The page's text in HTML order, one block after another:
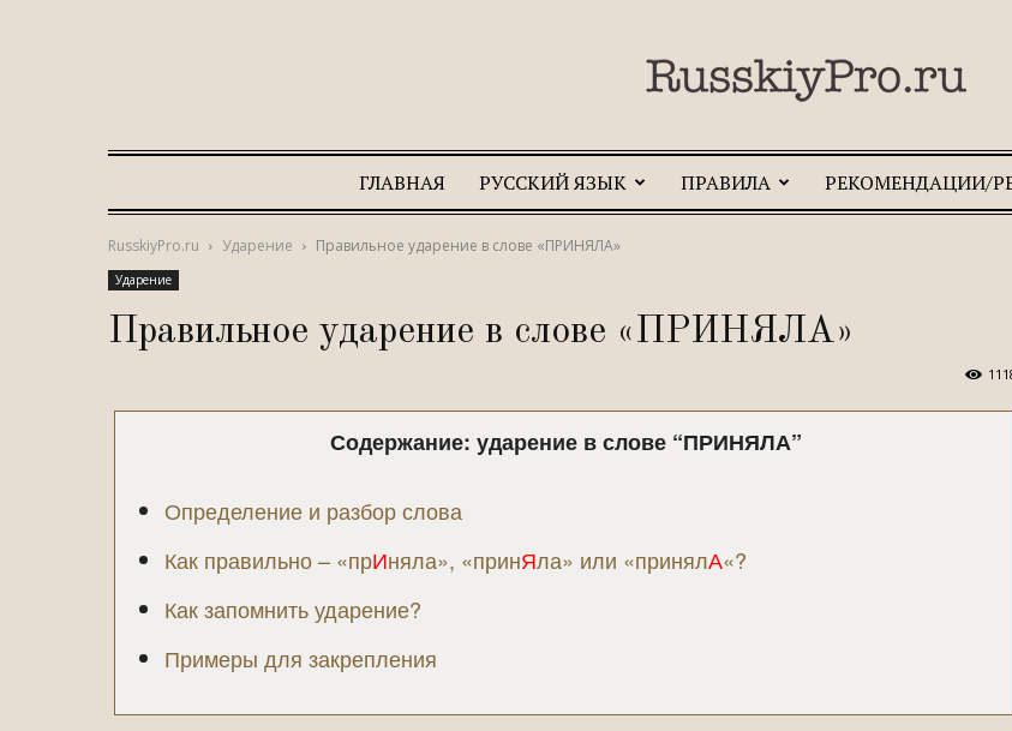
RusskiyPro.ru
ГЛАВНАЯ РУССКИЙ ЯЗЫК ПРАВИЛА РЕКОМЕНДАЦИИ/
RusskiyPro.ru Ударение Правильное ударение в слове «ПРИНЯЛА»
Ударение
Правильное ударение в слове «ПРИНЯЛА»
Содержание: ударение в слове “ПРИНЯЛА”
Определение и разбор слова
Как правильно – «прИняла», «принЯла» или «принялА«?
Как запомнить ударение?
Примеры для закрепления